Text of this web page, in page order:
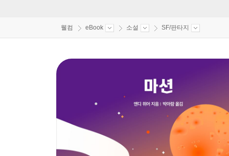
웰컴 eBook 소설 SF/판타지